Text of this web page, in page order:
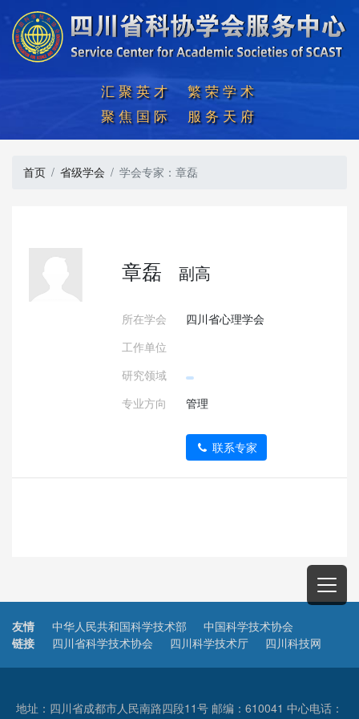
汇聚英才  繁荣学术
聚焦国际  服务天府
首页 省级学会 学会专家：章磊
章磊 副高
所在学会
四川省心理学会
工作单位
研究领域
专业方向
管理
联系专家
友情
链接
中华人民共和国科学技术部
中国科学技术协会
四川省科学技术协会
四川科学技术厅 四川科技网
地址：四川省成都市人民南路四段11号 邮编：610041 中心电话：